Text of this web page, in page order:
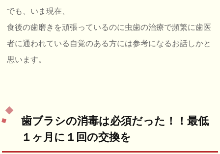
でも、いま現在、
食後の歯磨きを頑張っているのに虫歯の治療で頻繁に歯医
者に通われている自覚のある方には参考になるお話しかと
思います。
歯ブラシの消毒は必須だった！！最低
１ヶ月に１回の交換を